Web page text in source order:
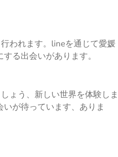
われます。lineを通じて愛媛
る出会いがあります。
ょう、新しい世界を体験しま
が待っています、ありま